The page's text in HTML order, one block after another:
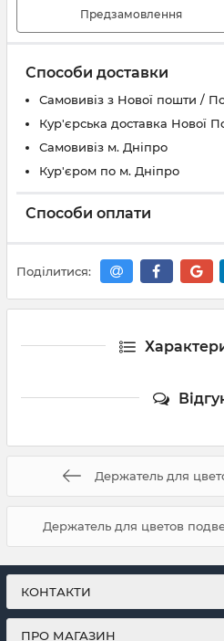
Предзамовлення
Способи доставки
Самовивіз з Нової пошти /
Кур'єрська доставка Нової
Самовивіз м. Дніпро
Кур'єром по м. Дніпро
Способи оплати
Поділитися:
Держатель для
Держатель для цветов
КОНТАКТИ
ПРО МАГАЗИН